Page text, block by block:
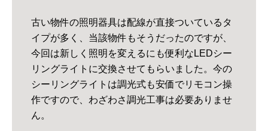
古い物件の照明器具は配線が直接ついているタ
イプが多く、当該物件もそうだったのですが、
今回は新しく照明を変えるにも便利なLEDシー
リングライトに交換させてもらいました。今の
シーリングライトは調光式も安価でリモコン操
作ですので、わざわさ調光工事は必要ありませ
ん。